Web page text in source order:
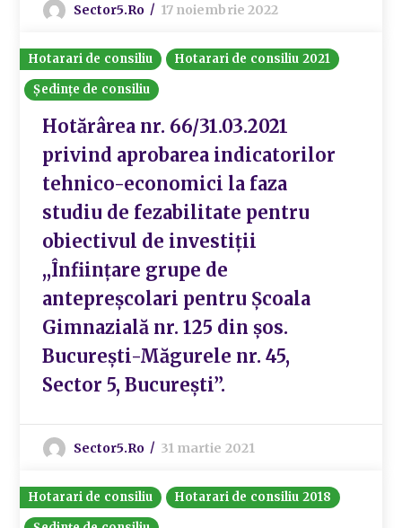
Sector5.ro 17 noiembrie 2022
Hotarari de consiliu
Hotarari de consiliu 2021
Ședințe de consiliu
Hotărârea nr. 66/31.03.2021
privind aprobarea indicatorilor
tehnico-economici la faza
studiu de fezabilitate pentru
obiectivul de investiții
,,Înființare grupe de
antepreșcolari pentru Școala
Gimnazială nr. 125 din șos.
București-Măgurele nr. 45,
Sector 5, București”.
Sector5.ro 31 martie 2021
Hotarari de consiliu
Hotarari de consiliu 2018